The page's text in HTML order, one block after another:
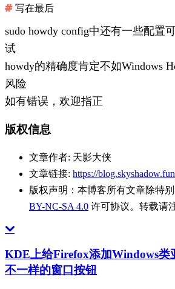
写在最后
sudo howdy config中还有一些配置
试
howdy的精确度肯定不如Windows
风险
如有错误，欢迎指正
版权信息
文章作者: 天影大侠
文章链接: https://
版权声明： 本博客所有文章除特
BY-NC-SA 4.0 许可协议。转载请
KDE上给Firefox添加Windows类
不一样的窗口按钮